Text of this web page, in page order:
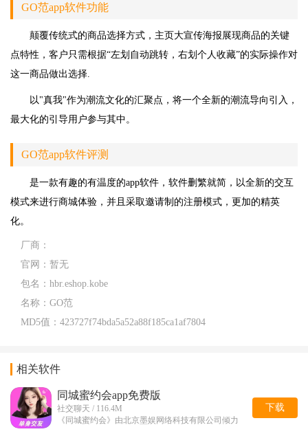
GO范app软件功能
颠覆传统式的商品选择方式，主页大宣传海报展现商品的关键
点特性，客户只需根据“左划自动跳转，右划个人收藏”的实际操作对
这一商品做出选择.
以"真我"作为潮流文化的汇聚点，将一个全新的潮流导向引入，
最大化的引导用户参与其中。
GO范app软件评测
是一款有趣的有温度的app软件，软件删繁就简，以全新的交互
模式来进行商城体验，并且采取邀请制的注册模式，更加的精英
化。
厂商：
官网： 暂无
包名： hbr.eshop.kobe
名称： GO范
MD5值： 423727f74bda5a52a88f185ca1af7804
相关软件
同城蜜约会app免费版
社交聊天 / 116.4M
《同城蜜约会》由北京墨娱网络科技有限公司倾力
下载